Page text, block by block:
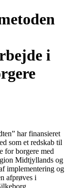
i
har finansieret
som et redskab til
for borgere med
Midtjyllands og
implementering og
afprøves i